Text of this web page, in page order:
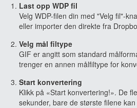
Last opp WDP fil
Velg WDP-filen din med "Velg fil"-
eller importer den direkte fra
Velg mål filtype
GIF er angitt som standard
trenger en annen målfiltype for
Start konvertering
Klikk på «Start konvertering!». De
sekunder, bare de største filene